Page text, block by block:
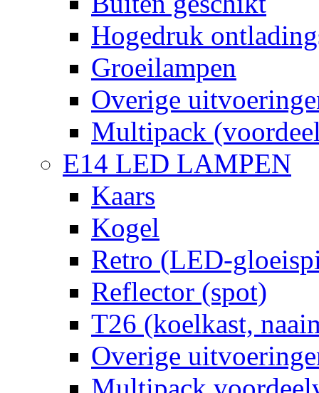
Hogedruk
Groeilampen
Overige
Multipack
E14 LED LAMPEN
Kaars
Kogel
Retro (LED-
Reflector (spot)
T26 (koelkast,
Overige